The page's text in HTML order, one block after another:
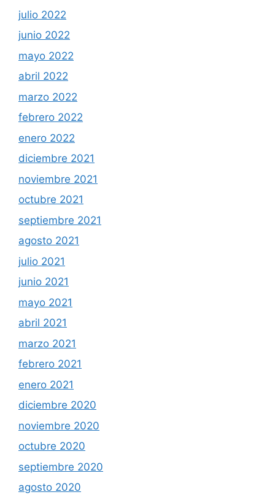
julio 2022
junio 2022
mayo 2022
abril 2022
marzo 2022
febrero 2022
enero 2022
diciembre 2021
noviembre 2021
octubre 2021
septiembre 2021
agosto 2021
julio 2021
junio 2021
mayo 2021
abril 2021
marzo 2021
febrero 2021
enero 2021
diciembre 2020
noviembre 2020
octubre 2020
septiembre 2020
agosto 2020